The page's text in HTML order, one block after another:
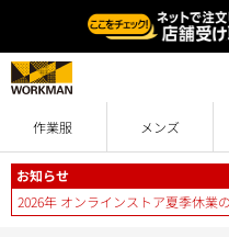
作業服 メンズ
お知らせ
2026年 オンラインストア夏季休業